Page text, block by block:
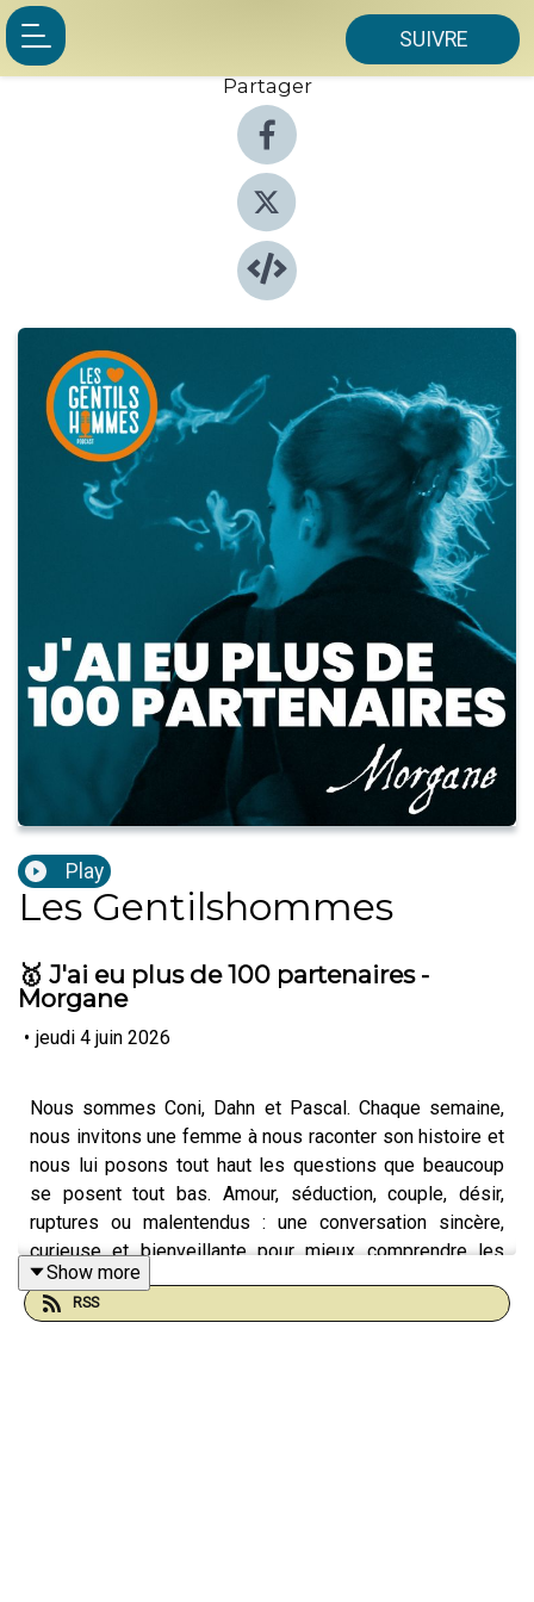
SUIVRE
Partager
Play
Les Gentilshommes
🥇 J'ai eu plus de 100 partenaires -
Morgane
• jeudi 4 juin 2026
Nous sommes Coni, Dahn et Pascal. Chaque semaine,
nous invitons une femme à nous raconter son histoire et
nous lui posons tout haut les questions que beaucoup
se posent tout bas. Amour, séduction, couple, désir,
ruptures ou malentendus : une conversation sincère,
curieuse et bienveillante pour mieux comprendre les
relations entre les femmes et les hommes.
Show more
RSS